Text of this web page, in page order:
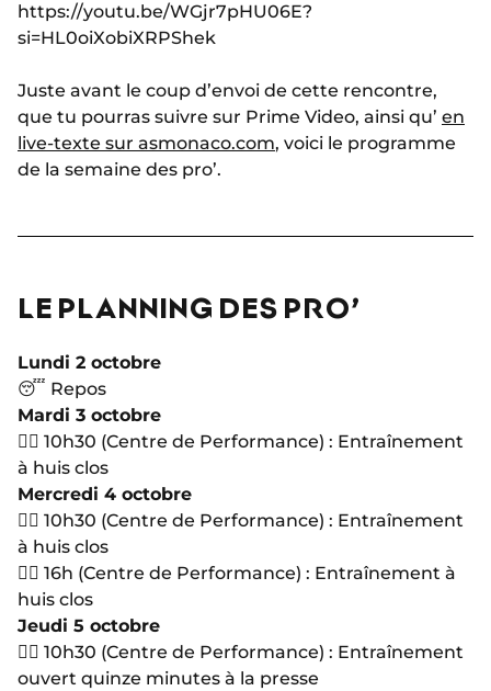
https://youtu.be/WGjr7pHU06E?
si=HL0oiXobiXRPShek
Juste avant le coup d’envoi de cette rencontre,
que tu pourras suivre sur Prime Video, ainsi qu’ en
live-texte sur asmonaco.com, voici le programme
de la semaine des pro’.
LE PLANNING DES PRO’
Lundi 2 octobre
😴 Repos
Mardi 3 octobre
🏋🏻 10h30 (Centre de Performance) : Entraînement
à huis clos
Mercredi 4 octobre
🏋🏻 10h30 (Centre de Performance) : Entraînement
à huis clos
🏋🏻 16h (Centre de Performance) : Entraînement à
huis clos
Jeudi 5 octobre
🏋🏻 10h30 (Centre de Performance) : Entraînement
ouvert quinze minutes à la presse